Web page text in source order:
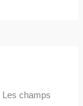
Les champs